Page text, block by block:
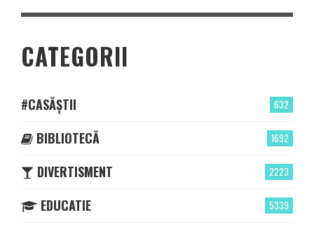
CATEGORII
632
#CASĂȘTII
1692
BIBLIOTECĂ
2223
DIVERTISMENT
5339
EDUCATIE